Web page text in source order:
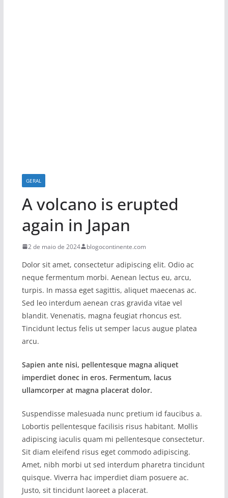
GERAL
A volcano is erupted
again in Japan
2 de maio de 2024 blogocontinente.com
Dolor sit amet, consectetur adipiscing elit. Odio ac
neque fermentum morbi. Aenean lectus eu, arcu,
turpis. In massa eget sagittis, aliquet maecenas ac.
Sed leo interdum aenean cras gravida vitae vel
blandit. Venenatis, magna feugiat rhoncus est.
Tincidunt lectus felis ut semper lacus augue platea
arcu.
Sapien ante nisi, pellentesque magna aliquet
imperdiet donec in eros. Fermentum, lacus
ullamcorper at magna placerat dolor.
Suspendisse malesuada nunc pretium id faucibus a.
Lobortis pellentesque facilisis risus habitant. Mollis
adipiscing iaculis quam mi pellentesque consectetur.
Sit diam eleifend risus eget commodo adipiscing.
Amet, nibh morbi ut sed interdum pharetra tincidunt
quisque. Viverra hac imperdiet diam posuere ac.
Justo, sit tincidunt laoreet a placerat.